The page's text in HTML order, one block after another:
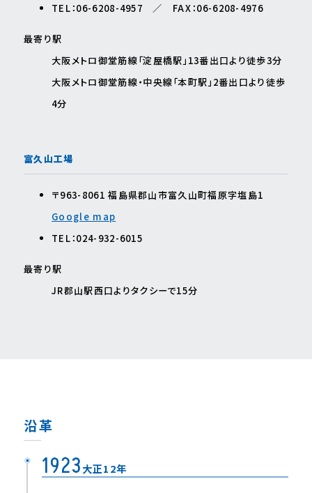
TEL：06-6208-4957 ／ FAX：06-6208-4976
最寄り駅
⼤阪メトロ御堂筋線「淀屋橋駅」13番出⼝より徒歩3分
⼤阪メトロ御堂筋線・中央線「本町駅」2番出⼝より徒歩
4分
富久⼭⼯場
〒963-8061 福島県郡⼭市富久⼭町福原字塩島1
Google map
TEL：024-932-6015
最寄り駅
JR郡⼭駅⻄⼝よりタクシーで15分
沿革
1923⼤正12年